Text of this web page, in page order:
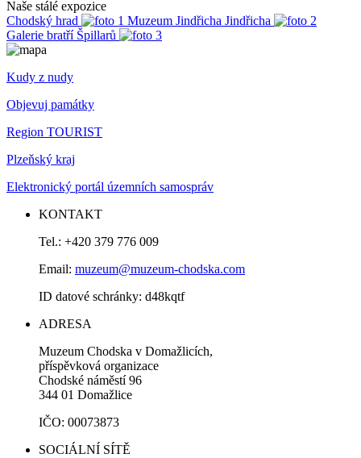
Naše stálé expozice
Chodský hrad
Muzeum Jindřicha Jindřicha
Galerie bratří Špillarů
Kudy z nudy
Objevuj památky
Region TOURIST
Plzeňský kraj
Elektronický portál územních samospráv
KONTAKT
Tel.: +420 379 776 009
Email: muzeum@muzeum-chodska.com
ID datové schránky: d48kqtf
ADRESA
Muzeum Chodska v Domažlicích,
příspěvková organizace
Chodské náměstí 96
344 01 Domažlice
IČO: 00073873
SOCIÁLNÍ SÍTĚ